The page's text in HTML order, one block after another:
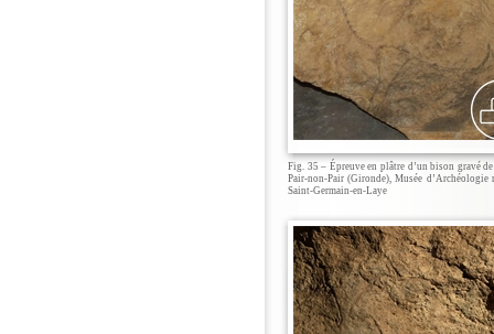
Fig. 35 – Épreuve en plâtre d’un bison gravé
Pair-non-Pair (Gironde), Musée d’Archéologie
Saint-Germain-en-Laye